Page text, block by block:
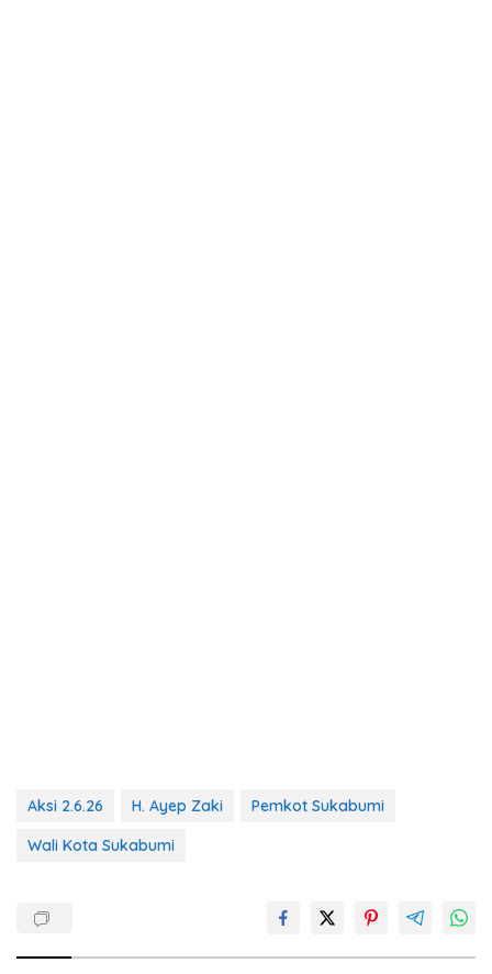
Aksi 2.6.26 H. Ayep Zaki
Pemkot Sukabumi
Wali Kota Sukabumi